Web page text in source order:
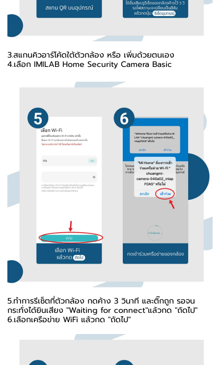
3.สแกนคิวอาร์โค้ดใต้ตัวกล้อง หรือ เพิ่มด้วยตนเอง
4.เลือก IMILAB Home Security Camera Basic
5.ทำการรีเซ็ตที่ตัวกล้อง กดค้าง 3 วินาที และติ๊กถูก รอจน
กระทั่งได้ยินเสียง "Waiting for connect"แล้วกด "ถัดไป"
6.เลือกเครือข่าย WiFi แล้วกด "ถัดไป"